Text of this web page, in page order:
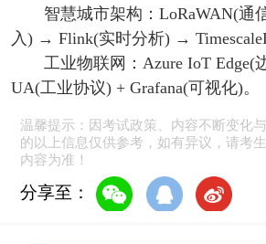
智慧城市架构：LoRaWAN(
入) → Flink(实时分析) →
工业物联网：Azure IoT Edge(
UA(工业协议) + Grafana(可视化)。
温馨提示：因考试政策、内容不断变化
的以上信息仅供参考，如有异议，请考
内容为准！
分享至：